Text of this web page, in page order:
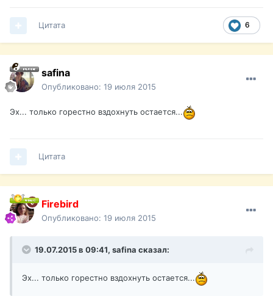
6
Цитата
safina
Опубликовано: 19 июля 2015
Эх... только горестно вздохнуть остается...
Цитата
Firebird
Опубликовано: 19 июля 2015
19.07.2015 в 09:41, safina сказал:
Эх... только горестно вздохнуть остается...